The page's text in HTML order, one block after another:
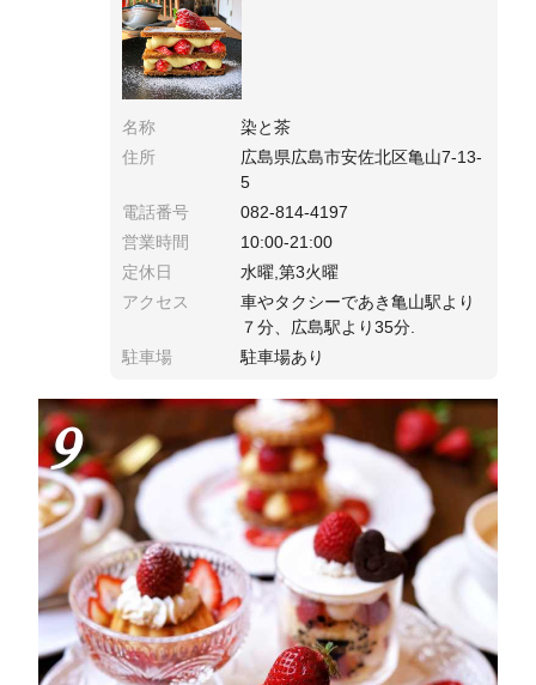
名称
染と茶
住所
広島県広島市安佐北区亀山7-13-
5
電話番号
082-814-4197
営業時間
10:00-21:00
定休日
水曜,第3火曜
アクセス
車やタクシーであき亀山駅より
７分、広島駅より35分.
駐車場
駐車場あり
9